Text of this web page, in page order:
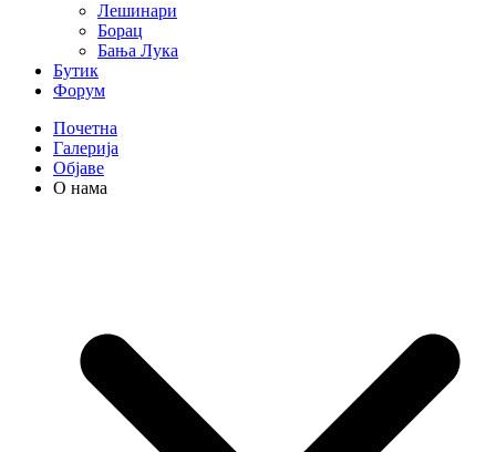
Лешинари
Борац
Бања Лука
Бутик
Форум
Почетна
Галерија
Објаве
О нама